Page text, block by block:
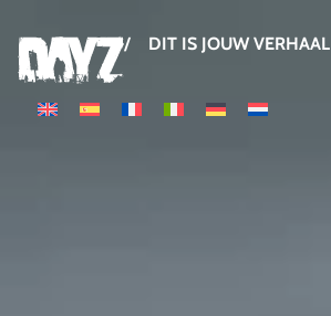
/ DIT IS JOUW VERHAAL